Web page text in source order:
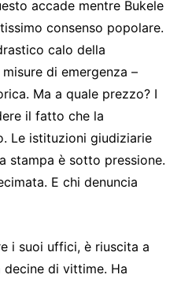
accade mentre Bukele
consenso popolare.
calo della
di emergenza –
Ma a quale prezzo? I
il fatto che la
Le istituzioni giudiziarie
stampa è sotto pressione.
E chi denuncia
i suoi uffici, è riuscita a
di vittime. Ha